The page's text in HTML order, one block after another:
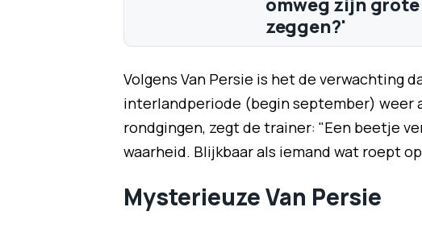
omweg zijn
zeggen?'
Volgens Van Persie is het de verwachting
interlandperiode (begin september) weer
rondgingen, zegt de trainer: "Een beetje
waarheid. Blijkbaar als iemand wat roept
Mysterieuze Van Persie